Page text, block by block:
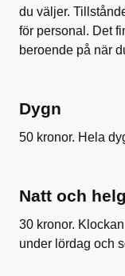
du väljer.
för personal. Det
beroende på när
Dygn
50 kronor. Hela
Natt och helg
30 kronor.
under lördag och